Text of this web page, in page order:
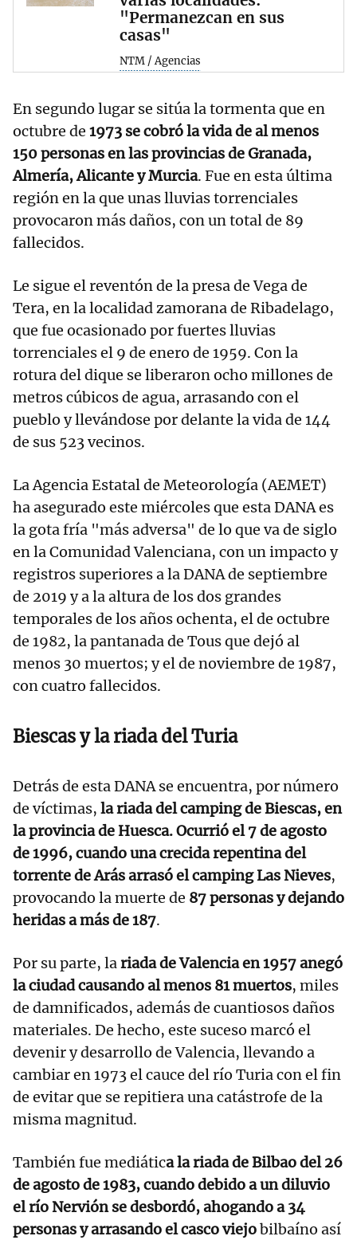
"Permanezcan en sus
casas"
NTM / Agencias
En segundo lugar se sitúa la tormenta que en
octubre de 1973 se cobró la vida de al menos
150 personas en las provincias de Granada,
Almería, Alicante y Murcia. Fue en esta última
región en la que unas lluvias torrenciales
provocaron más daños, con un total de 89
fallecidos.
Le sigue el reventón de la presa de Vega de
Tera, en la localidad zamorana de Ribadelago,
que fue ocasionado por fuertes lluvias
torrenciales el 9 de enero de 1959. Con la
rotura del dique se liberaron ocho millones de
metros cúbicos de agua, arrasando con el
pueblo y llevándose por delante la vida de 144
de sus 523 vecinos.
La Agencia Estatal de Meteorología (AEMET)
ha asegurado este miércoles que esta DANA es
la gota fría "más adversa" de lo que va de siglo
en la Comunidad Valenciana, con un impacto y
registros superiores a la DANA de septiembre
de 2019 y a la altura de los dos grandes
temporales de los años ochenta, el de octubre
de 1982, la pantanada de Tous que dejó al
menos 30 muertos; y el de noviembre de 1987,
con cuatro fallecidos.
Biescas y la riada del Turia
Detrás de esta DANA se encuentra, por número
de víctimas, la riada del camping de Biescas, en
la provincia de Huesca. Ocurrió el 7 de agosto
de 1996, cuando una crecida repentina del
torrente de Arás arrasó el camping Las Nieves,
provocando la muerte de 87 personas y dejando
heridas a más de 187.
Por su parte, lariada de Valencia en 1957 anegó
la ciudad causando al menos 81 muertos, miles
de damnificados, además de cuantiosos daños
materiales. De hecho, este suceso marcó el
devenir y desarrollo de Valencia, llevando a
cambiar en 1973 el cauce del río Turia con el fin
de evitar que se repitiera una catástrofe de la
misma magnitud.
También fue mediática la riada de Bilbao del 26
de agosto de 1983, cuando debido a un diluvio
el río Nervión se desbordó, ahogando a 34
personas y arrasando el casco viejobilbaíno así